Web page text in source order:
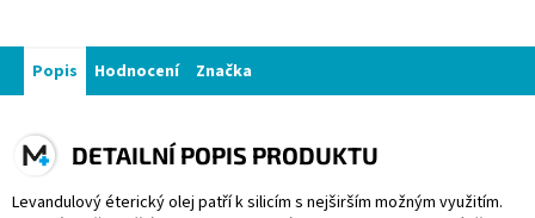
Popis Hodnocení Značka
DETAILNÍ POPIS PRODUKTU
Levandulový éterický olej patří k silicím s nejširším možným využitím.